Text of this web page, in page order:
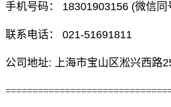
手机号码： 18301903156 (微信同
联系电话： 021-51691811
公司地址: 上海市宝山区淞兴西路